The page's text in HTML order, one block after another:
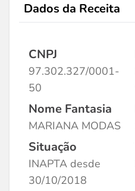
Dados da Receita
CNPJ
97.302.327/0001-
50
Nome Fantasia
MARIANA MODAS
Situação
INAPTA desde
30/10/2018